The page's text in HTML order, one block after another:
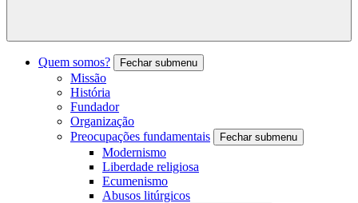
Quem somos? Fechar submenu
Missão
História
Fundador
Organização
Preocupações fundamentais
Fechar submenu
Modernismo
Liberdade religiosa
Ecumenismo
Abusos litúrgicos